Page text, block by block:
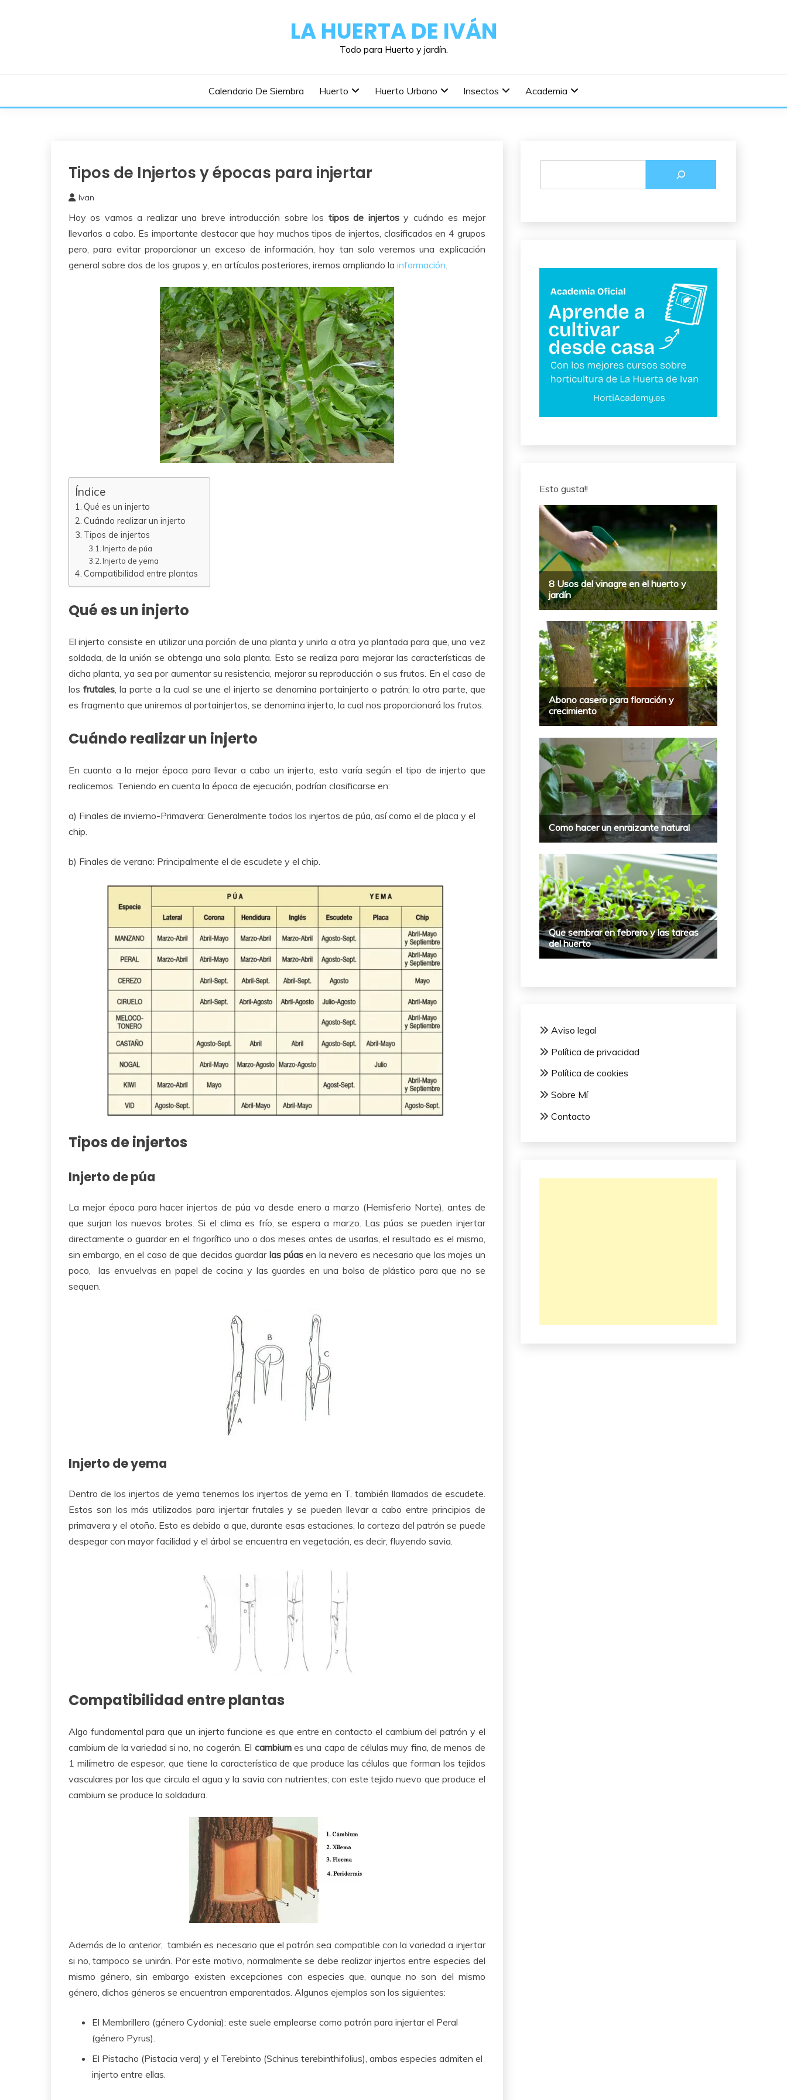
LA HUERTA DE IVÁN
Todo para Huerto y jardín.
Calendario De Siembra Huerto Huerto Urbano Insectos Academia
Frutales
Tipos de Injertos y épocas para injertar
octubre,
2017
Ivan
Hoy os vamos a realizar una breve introducción sobre los tipos de injertosy cuándo es mejor
llevarlos a cabo. Es importante destacar que hay muchos tipos de injertos, clasificados en 4 grupos
pero, para evitar proporcionar un exceso de información, hoy tan solo veremos una explicación
general sobre dos de los grupos y, en artículos posteriores, iremos ampliando la información.
Índice
Qué es un injerto
Cuándo realizar un injerto
Tipos de injertos
Injerto de púa
Injerto de yema
Compatibilidad entre plantas
Qué es un injerto
El injerto consiste en utilizar una porción de una planta y unirla a otra ya plantada para que, una vez
soldada, de la unión se obtenga una sola planta. Esto se realiza para mejorar las características de
dicha planta, ya sea por aumentar su resistencia, mejorar su reproducción o sus frutos. En el caso de
losfrutales , la parte a la cual se une el injerto se denomina portainjerto o patrón; la otra parte, que
es fragmento que uniremos al portainjertos, se denomina injerto, la cual nos proporcionará los frutos.
Cuándo realizar un injerto
En cuanto a la mejor época para llevar a cabo un injerto, esta varía según el tipo de injerto que
realicemos. Teniendo en cuenta la época de ejecución, podrían clasificarse en:
a) Finales de invierno-Primavera: Generalmente todos los injertos de púa, así como el de placa y el
chip.
b) Finales de verano: Principalmente el de escudete y el chip.
Tipos de injertos
Injerto de púa
La mejor época para hacer injertos de púa va desde enero a marzo (Hemisferio Norte), antes de
que surjan los nuevos brotes. Si el clima es frío, se espera a marzo. Las púas se pueden injertar
directamente o guardar en el frigorífico uno o dos meses antes de usarlas, el resultado es el mismo,
sin embargo, en el caso de que decidas guardar las púas en la nevera es necesario que las mojes un
poco, las envuelvas en papel de cocina y las guardes en una bolsa de plástico para que no se
sequen.
Injerto de yema
Dentro de los injertos de yema tenemos los injertos de yema en T, también llamados de escudete.
Estos son los más utilizados para injertar frutales y se pueden llevar a cabo entre principios de
primavera y el otoño. Esto es debido a que, durante esas estaciones, la corteza del patrón se puede
despegar con mayor facilidad y el árbol se encuentra en vegetación, es decir, fluyendo savia.
Compatibilidad entre plantas
Algo fundamental para que un injerto funcione es que entre en contacto el cambium del patrón y el
cambium de la variedad si no, no cogerán. El cambiumes una capa de células muy fina, de menos de
1 milímetro de espesor, que tiene la característica de que produce las células que forman los tejidos
vasculares por los que circula el agua y la savia con nutrientes; con este tejido nuevo que produce el
cambium se produce la soldadura.
Además de lo anterior, también es necesario que el patrón sea compatible con la variedad a injertar
si no, tampoco se unirán. Por este motivo, normalmente se debe realizar injertos entre especies del
mismo género, sin embargo existen excepciones con especies que, aunque no son del mismo
género, dichos géneros se encuentran emparentados. Algunos ejemplos son los siguientes:
El Membrillero (género Cydonia): este suele emplearse como patrón para injertar el Peral
(género Pyrus).
El Pistacho (Pistacia vera) y el Terebinto (Schinus terebinthifolius), ambas especies admiten el
injerto entre ellas.
Esto gusta!!
Aviso legal
Política de privacidad
Política de cookies
Sobre Mí
Contacto